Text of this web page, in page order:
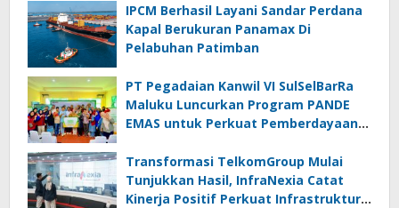
IPCM Berhasil Layani Sandar Perdana
Kapal Berukuran Panamax Di
Pelabuhan Patimban
PT Pegadaian Kanwil VI SulSelBarRa
Maluku Luncurkan Program PANDE
EMAS untuk Perkuat Pemberdayaan
Transformasi TelkomGroup Mulai
Tunjukkan Hasil, InfraNexia Catat
Kinerja Positif Perkuat Infrastruktur